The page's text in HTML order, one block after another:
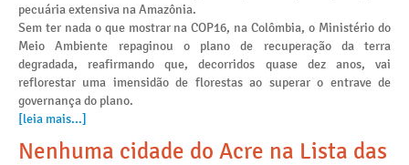
pecuária extensiva na Amazônia.
Sem ter nada o que mostrar na COP16, na Colômbia, o Ministério do
Meio Ambiente repaginou o plano de recuperação da terra
degradada, reafirmando que, decorridos quase dez anos, vai
reflorestar uma imensidão de florestas ao superar o entrave de
governança do plano.
[leia mais...]
Nenhuma cidade do Acre na Lista das